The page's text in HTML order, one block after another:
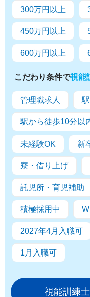
300万円以上
450万円以上
600万円以上
こだわり条件で視能
管理職求人
駅から徒歩10分以
未経験OK 新
寮・借り上げ
託児所・育児補助
積極採用中
2027年4月入職可
1月入職可
視能訓練